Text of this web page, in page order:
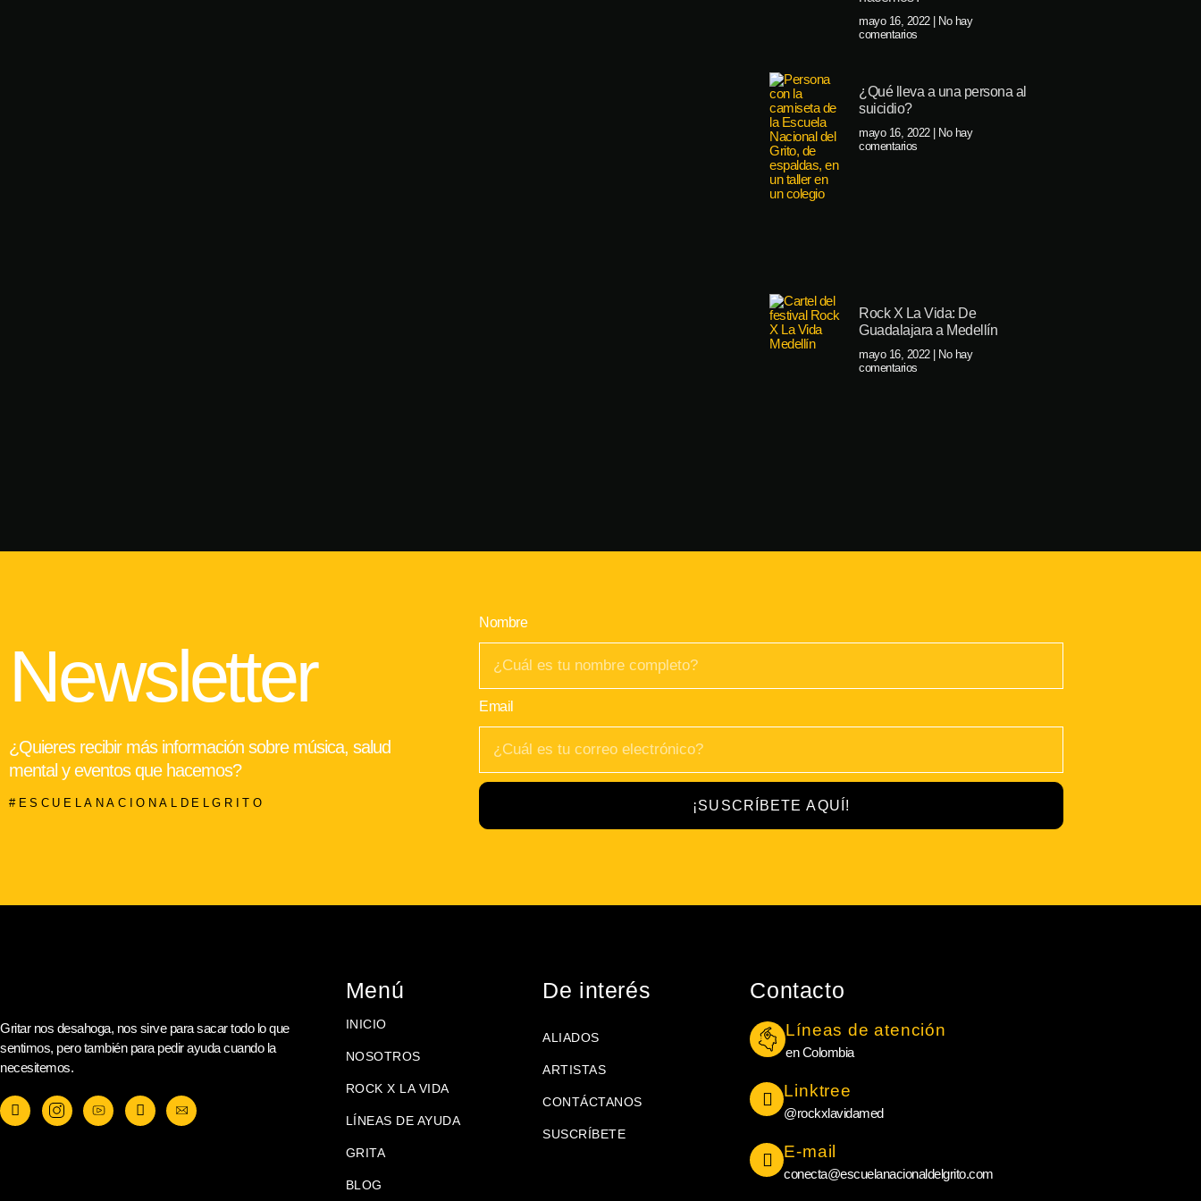
mayo 16, 2022 No hay
comentarios
¿Qué lleva a una persona al
suicidio?
mayo 16, 2022 No hay
comentarios
Rock X La Vida: De
Guadalajara a Medellín
mayo 16, 2022 No hay
comentarios
Newsletter
¿Quieres recibir más información sobre música, salud
mental y eventos que hacemos?
#ESCUELANACIONALDELGRITO
Nombre
Email
¡SUSCRÍBETE AQUÍ!
Gritar nos desahoga, nos sirve para sacar todo lo que
sentimos, pero también para pedir ayuda cuando la
necesitemos.
Menú
INICIO
NOSOTROS
ROCK X LA VIDA
LÍNEAS DE AYUDA
GRITA
BLOG
De interés
ALIADOS
ARTISTAS
CONTÁCTANOS
SUSCRÍBETE
Contacto
Líneas de atención
en Colombia
Linktree
@rockxlavidamed
E-mail
conecta@escuelanacionaldelgrito.com